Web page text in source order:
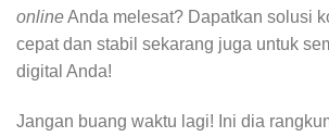
onlineAnda melesat? Dapatkan solusi
cepat dan stabil sekarang juga untuk
digital Anda!
Jangan buang waktu lagi! Ini dia